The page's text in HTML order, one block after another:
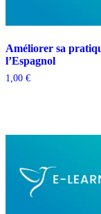
Améliorer sa
l’Espagnol
1,00 €